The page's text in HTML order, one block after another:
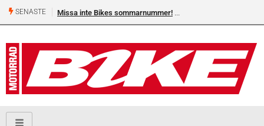
SENASTE Missa inte Bikes sommarnummer!